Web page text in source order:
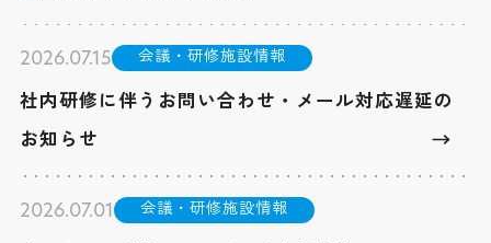
2026.07.15 会議・研修施設情報
社内研修に伴うお問い合わせ・メール対応遅延の
お知らせ
2026.07.01 会議・研修施設情報